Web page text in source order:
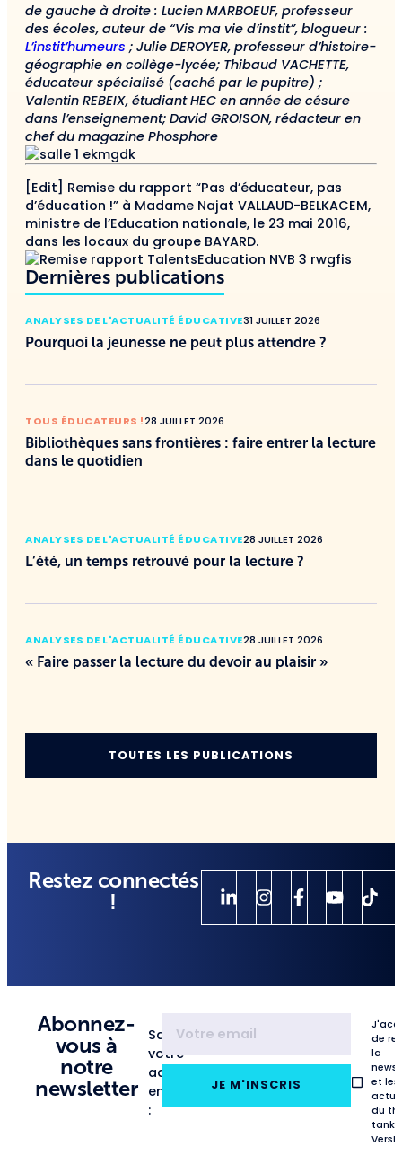
de gauche à droite : Lucien MARBOEUF, professeur
des écoles, auteur de “Vis ma vie d’instit”, blogueur :
L’instit’humeurs ; Julie DEROYER, professeur d’histoire-
géographie en collège-lycée; Thibaud VACHETTE,
éducateur spécialisé (caché par le pupitre) ;
Valentin REBEIX, étudiant HEC en année de césure
dans l’enseignement; David GROISON, rédacteur en
chef du magazine Phosphore
[Edit] Remise du rapport “Pas d’éducateur, pas
d’éducation !” à Madame Najat VALLAUD-BELKACEM,
ministre de l’Education nationale, le 23 mai 2016,
dans les locaux du groupe BAYARD.
Dernières publications
ANALYSES DE L'ACTUALITÉ ÉDUCATIVE31 JUILLET 2026
Pourquoi la jeunesse ne peut plus attendre ?
TOUS ÉDUCATEURS !28 JUILLET 2026
Bibliothèques sans frontières : faire entrer la lecture
dans le quotidien
ANALYSES DE L'ACTUALITÉ ÉDUCATIVE28 JUILLET 2026
L’été, un temps retrouvé pour la lecture ?
ANALYSES DE L'ACTUALITÉ ÉDUCATIVE28 JUILLET 2026
« Faire passer la lecture du devoir au plaisir »
TOUTES LES PUBLICATIONS
Restez connectés
!
Abonnez-
vous à
notre
newsletter
Saisissez
votre
adresse
email
:
JE M'INSCRIS
de
la
et les
du
tank